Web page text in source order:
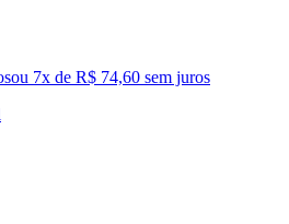
ou 7x de R$ 74,60 sem juros